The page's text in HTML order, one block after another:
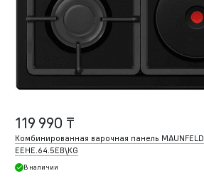
119 990 ₸
Комбинированная варочная панель MAUNFELD
EEHE.64.5EB\KG
В наличии